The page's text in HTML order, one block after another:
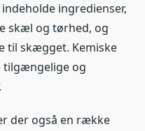
ingredienser,
skæl og tørhed, og
til skægget. Kemiske
tilgængelige og
der også en række